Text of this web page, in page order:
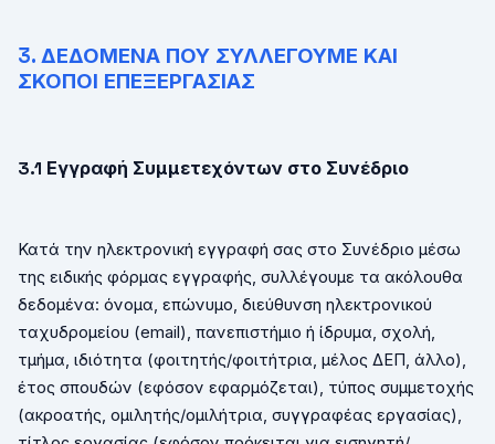
3. ΔΕΔΟΜΕΝΑ ΠΟΥ ΣΥΛΛΕΓΟΥΜΕ ΚΑΙ
ΣΚΟΠΟΙ ΕΠΕΞΕΡΓΑΣΙΑΣ
3.1 Εγγραφή Συμμετεχόντων στο Συνέδριο
Κατά την ηλεκτρονική εγγραφή σας στο Συνέδριο μέσω
της ειδικής φόρμας εγγραφής, συλλέγουμε τα ακόλουθα
δεδομένα: όνομα, επώνυμο, διεύθυνση ηλεκτρονικού
ταχυδρομείου (email), πανεπιστήμιο ή ίδρυμα, σχολή,
τμήμα, ιδιότητα (φοιτητής/φοιτήτρια, μέλος ΔΕΠ, άλλο),
έτος σπουδών (εφόσον εφαρμόζεται), τύπος συμμετοχής
(ακροατής, ομιλητής/ομιλήτρια, συγγραφέας εργασίας),